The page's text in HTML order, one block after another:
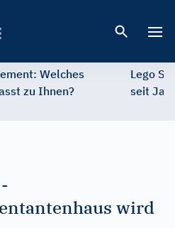
Welches
zu Ihnen?
Lego
seit
-
wird